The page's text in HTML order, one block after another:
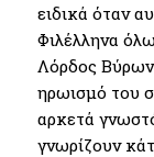
ειδικά όταν
Φιλέλληνα
Λόρδος Βύρων
ηρωισμό του
αρκετά
γνωρίζουν